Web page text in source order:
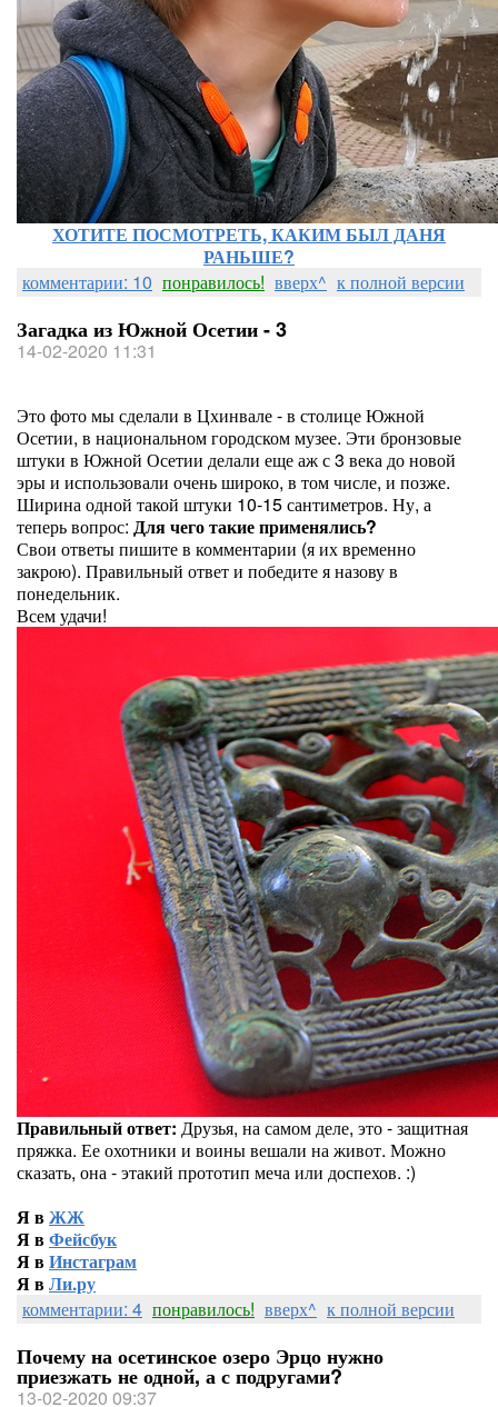
ХОТИТЕ ПОСМОТРЕТЬ, КАКИМ БЫЛ ДАНЯ
РАНЬШЕ?
комментарии: 10 понравилось! вверх^ к полной версии
Загадка из Южной Осетии - 3
14-02-2020 11:31
Это фото мы сделали в Цхинвале - в столице Южной
Осетии, в национальном городском музее. Эти бронзовые
штуки в Южной Осетии делали еще аж с 3 века до новой
эры и использовали очень широко, в том числе, и позже.
Ширина одной такой штуки 10-15 сантиметров. Ну, а
теперь вопрос: Для чего такие применялись?
Свои ответы пишите в комментарии (я их временно
закрою). Правильный ответ и победите я назову в
понедельник.
Всем удачи!
Правильный ответ: Друзья, на самом деле, это - защитная
пряжка. Ее охотники и воины вешали на живот. Можно
сказать, она - этакий прототип меча или доспехов. :)
Я вЖЖ
Я вФейсбук
Я вИнстаграм
Я вЛи.ру
комментарии: 4 понравилось! вверх^ к полной версии
Почему на осетинское озеро Эрцо нужно
приезжать не одной, а с подругами?
13-02-2020 09:37